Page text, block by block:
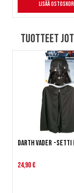
Lisää
Tuotteet
Darth Vader -
24,90 €